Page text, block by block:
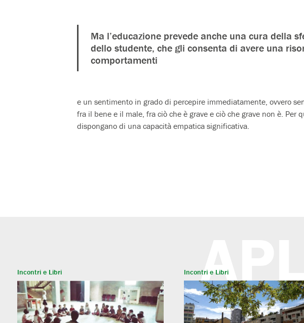
Ma l’educazione prevede anche una cura della
dello studente, che gli consenta di avere una
comportamenti
e un sentimento in grado di percepire immediatamente, ovvero
fra il bene e il male, fra ciò che è grave e ciò che grave non è. Per
dispongano di una capacità empatica significativa.
Incontri e Libri Incontri e Libri